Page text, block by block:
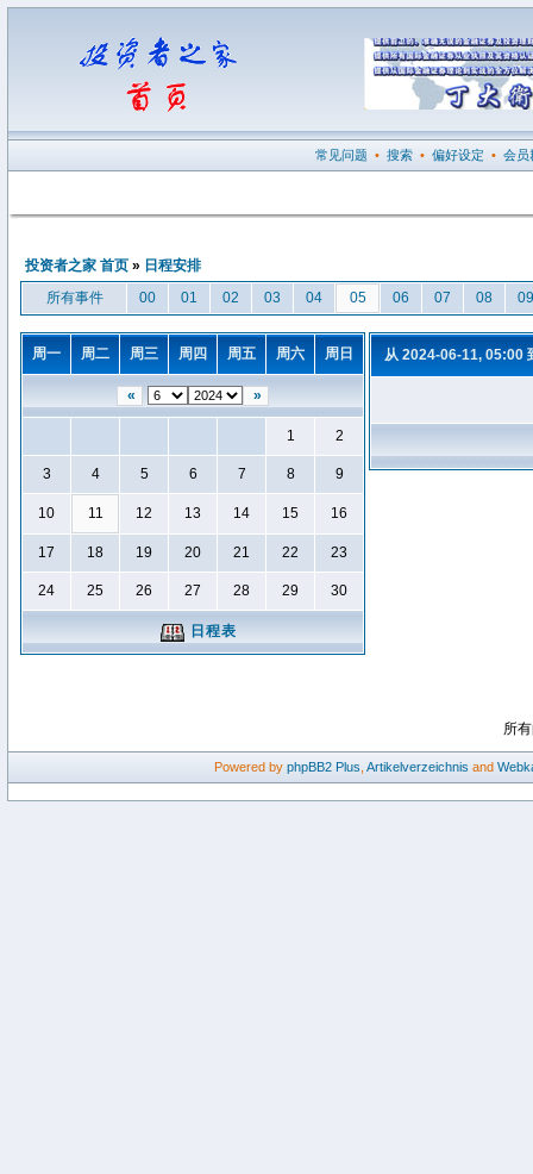
常见问题 • 搜索 • 偏好设定 • 会员
投资者之家 首页 » 日程安排
所有事件
00 01 02 03 04 05 06 07 08 09
周一 周二 周三 周四 周五 周六 周日
« »
1 2
3 4 5 6 7 8 9
10 11 12 13 14 15 16
17 18 19 20 21 22 23
24 25 26 27 28 29 30
日程表
从 2024-06-11, 05:00
所
Powered by phpBB2 Plus Artikelverzeichnis and